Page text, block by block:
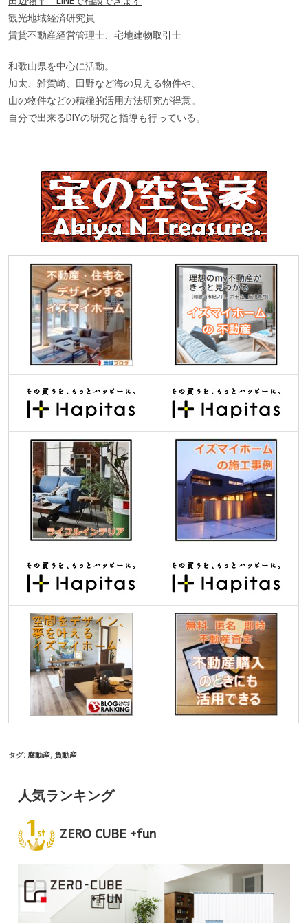
観光地域経済研究員
賃貸不動産経営管理士、宅地建物取引士
和歌山県を中心に活動。
加太、雑賀崎、田野など海の見える物件や、
山の物件などの積極的活用方法研究が得意。
自分で出来るDIYの研究と指導も行っている。
タグ: 腐動産, 負動産
人気ランキング
ZERO CUBE +fun